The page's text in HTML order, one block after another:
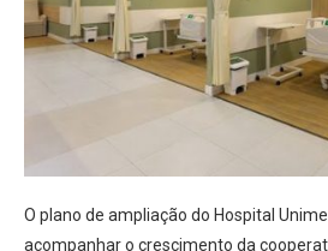
O plano de ampliação do Hospital
acompanhar o crescimento da